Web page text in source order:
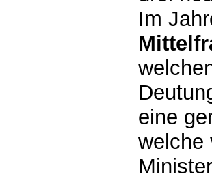
Im
eine
welche